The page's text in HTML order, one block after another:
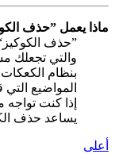
ماذا يعمل ”حذف
”حذف
والتي تجعلك
بنظام
المواضيع
إذا كنت
يساعد حذف
أعلى